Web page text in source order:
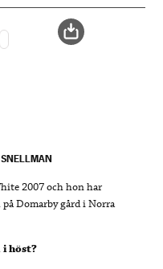
2007 och hon har
Domarby gård i Norra
höst?